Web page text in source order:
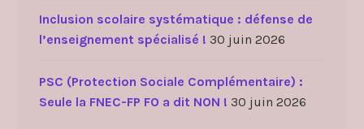
Inclusion scolaire systématique : défense de
l’enseignement spécialisé ! 30 juin 2026
PSC (Protection Sociale Complémentaire) :
Seule la FNEC-FP FO a dit NON ! 30 juin 2026